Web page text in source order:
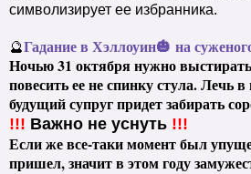
символизирует ее избранника.
🔮Гадание в Хэллоуин🎃 на
Ночью 31 октября нужно
повесить ее не спинку стула. Лечь
будущий супруг придет забирать
!!! Важно не уснуть !!!
Если же все-таки момент был
пришел, значит в этом году